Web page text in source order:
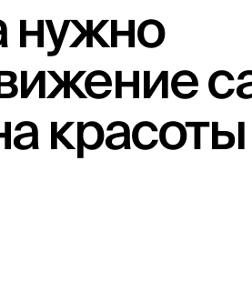
нужно
красоты